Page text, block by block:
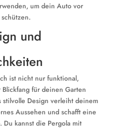
um dein Auto vor
und
ist nicht nur funktional,
für deinen Garten
stilvolle Design verleiht deinem
Aussehen und schafft eine
Du kannst die Pergola mit